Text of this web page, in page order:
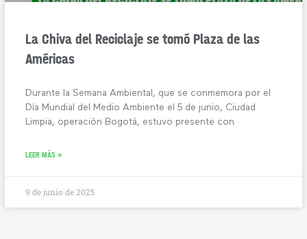
La Chiva del Reciclaje se tomó Plaza de las
Américas
Durante la Semana Ambiental, que se conmemora por el
Día Mundial del Medio Ambiente el 5 de junio, Ciudad
Limpia, operación Bogotá, estuvo presente con
LEER MÁS »
9 de junio de 2025